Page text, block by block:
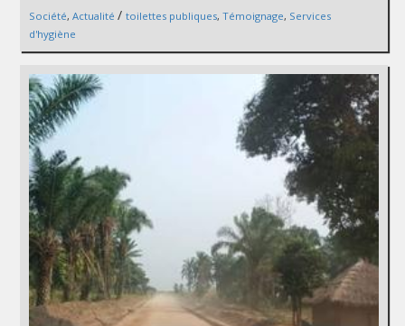
Société, Actualité / toilettes publiques, Témoignage, Services
d'hygiène